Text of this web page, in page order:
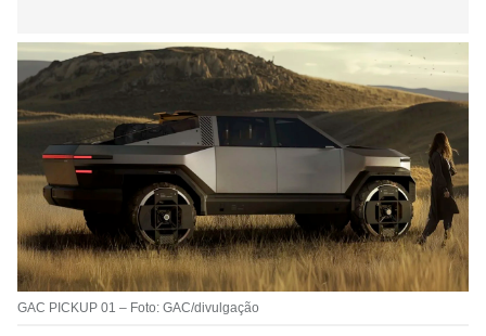
GAC PICKUP 01 – Foto: GAC/divulgação